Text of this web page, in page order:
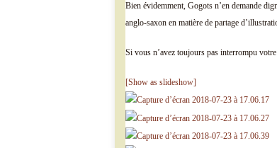
Bien évidemment, Gogots n’en demande
anglo-saxon en matière de partage
Si vous n’avez toujours pas interrompu
[Show as slideshow]